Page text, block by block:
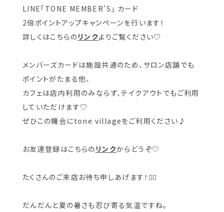
LINE「TONE MEMBER’S」 カード
2倍ポイントアップキャンペーンを行います！
詳しくはこちらの リンクよりご覧ください♡
メンバーズカードは施設共通のため、サロン店舗でも
ポイントがたまる他、
カフェは店内利用のみならず、テイクアウトでもご利用
していただけます♡
ぜひこの機会にtone villageをご利用ください♪
お友達登録はこちらの リンクからどうぞ♡
たくさんのご来店お待ち申しあげます！🙇‍♀️
だんだんと夏の暑さも忍び寄る気温ですね。